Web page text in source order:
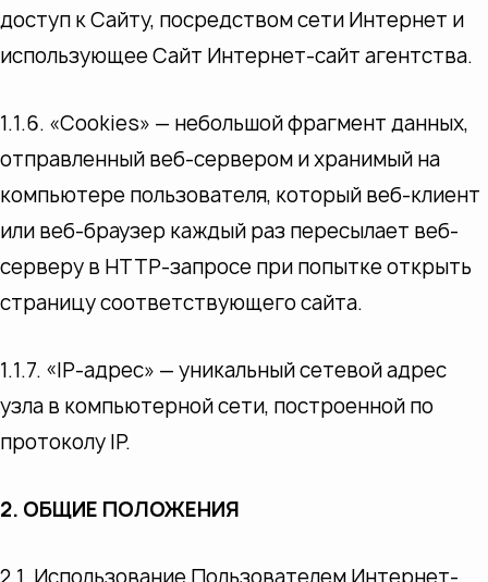
доступ к Сайту, посредством сети Интернет и
использующее Сайт Интернет-сайт агентства.
1.1.6. «Cookies» — небольшой фрагмент данных,
отправленный веб-сервером и хранимый на
компьютере пользователя, который веб-клиент
или веб-браузер каждый раз пересылает веб-
серверу в HTTP-запросе при попытке открыть
страницу соответствующего сайта.
1.1.7. «IP-адрес» — уникальный сетевой адрес
узла в компьютерной сети, построенной по
протоколу IP.
2. ОБЩИЕ ПОЛОЖЕНИЯ